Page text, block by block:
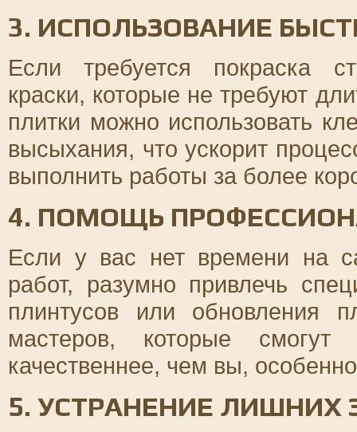
3. ИСПОЛЬЗОВАНИЕ
Если требуется покраска
краски, которые не требуют
плитки можно использовать
высыхания, что ускорит
выполнить работы за более
4. ПОМОЩЬ
Если у вас нет времени на
работ, разумно привлечь
плинтусов или обновления
мастеров, которые
качественнее, чем вы,
5. УСТРАНЕНИЕ ЛИШНИХ